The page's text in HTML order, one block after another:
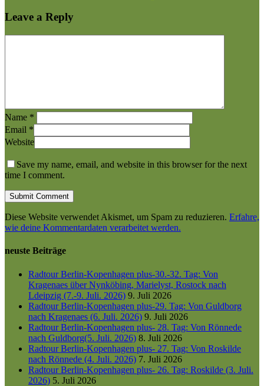
Leave a Reply
Name *
Email *
Website
Save my name, email, and website in this browser for the next
time I comment.
Diese Website verwendet Akismet, um Spam zu reduzieren. Erfahre,
wie deine Kommentardaten verarbeitet werden.
neuste Beiträge
Radtour Berlin-Kopenhagen plus-30.-32. Tag: Von
Kragenaes über Nynköbing, Marielyst, Rostock nach
Ldeipzig (7.-9. Juli. 2026) 9. Juli 2026
Radtour Berlin-Kopenhagen plus-29. Tag: Von Guldborg
nach Kragenaes (6. Juli. 2026) 9. Juli 2026
Radtour Berlin-Kopenhagen plus- 28. Tag: Von Rönnede
nach Guldborg(5. Juli. 2026) 8. Juli 2026
Radtour Berlin-Kopenhagen plus- 27. Tag: Von Roskilde
nach Rönnede (4. Juli. 2026) 7. Juli 2026
Radtour Berlin-Kopenhagen plus- 26. Tag: Roskilde (3. Juli.
2026) 5. Juli 2026